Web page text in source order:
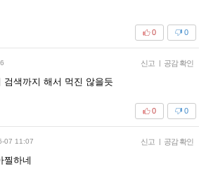
0
0
신고 | 공감 확인
검색까지 해서 먹진 않을듯
0
0
07 11:07 신고 | 공감 확인
찔하네